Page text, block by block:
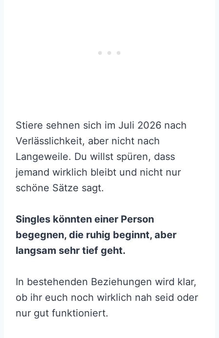
Stiere sehnen sich im Juli 2026 nach
Verlässlichkeit, aber nicht nach
Langeweile. Du willst spüren, dass
jemand wirklich bleibt und nicht nur
schöne Sätze sagt.
Singles könnten einer Person
begegnen, die ruhig beginnt, aber
langsam sehr tief geht.
In bestehenden Beziehungen wird klar,
ob ihr euch noch wirklich nah seid oder
nur gut funktioniert.